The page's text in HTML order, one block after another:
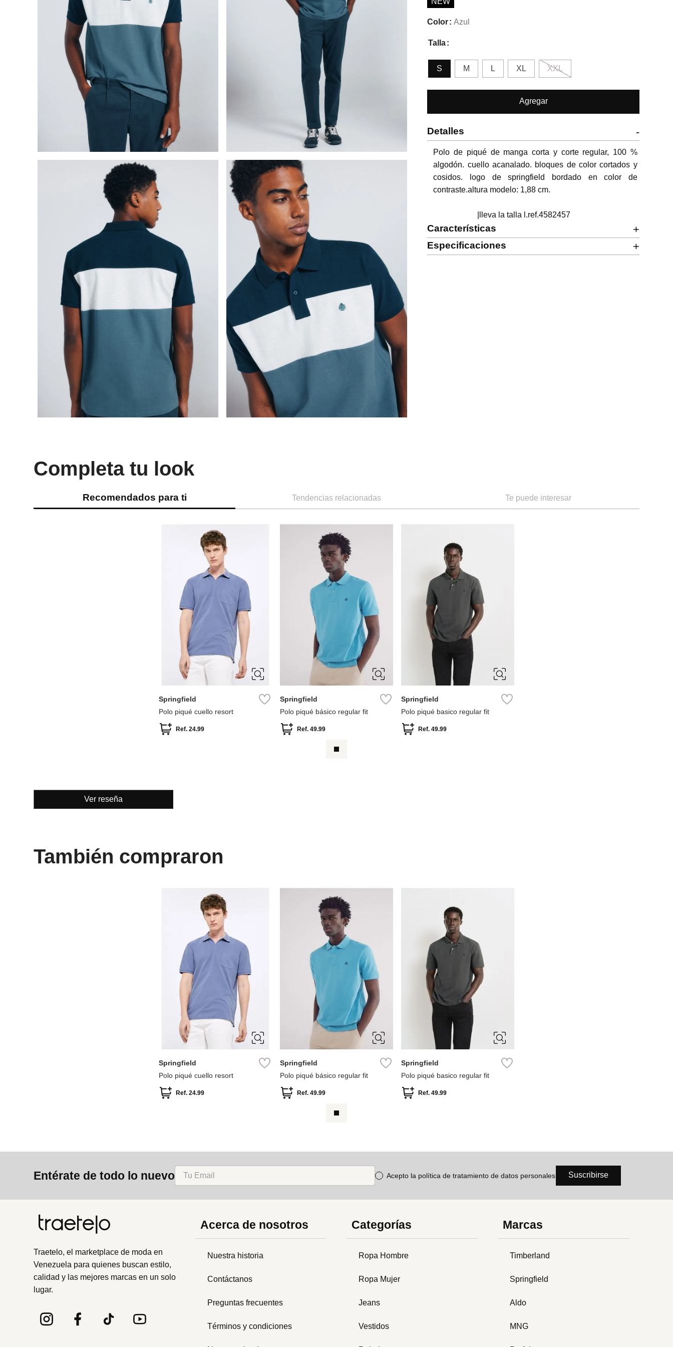
Color Azul
Talla
L
M
S XL XXL
Agregar
Detalles -
Polo de piqué de manga corta y corte regular, 100 %
algodón. cuello acanalado. bloques de color cortados y
cosidos. logo de springfield bordado en color de
contraste.altura modelo: 1,88 cm.
                      |lleva la talla l.ref.4582457
Características +
Especificaciones +
Completa tu look
Recomendados para ti Tendencias relacionadas Te puede interesar
XXL
Springfield
Polo piqué cuello resort
Ref.24.99
M
Springfield
Polo piqué básico regular fit
Ref. 49.99
M XXL
Springfield
Polo piqué basico regular fit
Ref. 49.99
Ver reseña
También compraron
XXL
Springfield
Polo piqué cuello resort
Ref.24.99
M
Springfield
Polo piqué básico regular fit
Ref. 49.99
M XXL
Springfield
Polo piqué basico regular fit
Ref. 49.99
Entérate de todo lo nuevo Acepto la política de tratamiento de datos personales Suscribirse
Traetelo, el marketplace de moda en
Venezuela para quienes buscan estilo,
calidad y las mejores marcas en un solo
lugar.
Acerca de nosotros
Nuestra historia
Contáctanos
Preguntas frecuentes
Términos y condiciones
Categorías
Ropa Hombre
Ropa Mujer
Jeans
Vestidos
Marcas
Timberland
Springfield
Aldo
MNG
bolso
cartera
bimba lola